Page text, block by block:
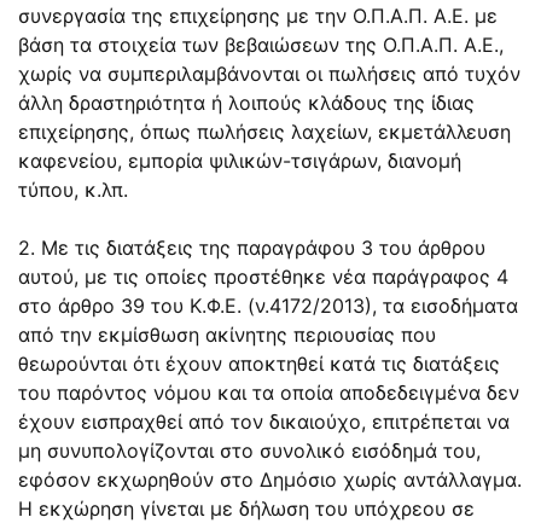
συνεργασία της επιχείρησης με την Ο.Π.Α.Π. Α.Ε. με
βάση τα στοιχεία των βεβαιώσεων της Ο.Π.Α.Π. Α.Ε.,
χωρίς να συμπεριλαμβάνονται οι πωλήσεις από τυχόν
άλλη δραστηριότητα ή λοιπούς κλάδους της ίδιας
επιχείρησης, όπως πωλήσεις λαχείων, εκμετάλλευση
καφενείου, εμπορία ψιλικών-τσιγάρων, διανομή
τύπου, κ.λπ.
2. Με τις διατάξεις της παραγράφου 3 του άρθρου
αυτού, με τις οποίες προστέθηκε νέα παράγραφος 4
στο άρθρο 39 του Κ.Φ.Ε. (ν.4172/2013), τα εισοδήματα
από την εκμίσθωση ακίνητης περιουσίας που
θεωρούνται ότι έχουν αποκτηθεί κατά τις διατάξεις
του παρόντος νόμου και τα οποία αποδεδειγμένα δεν
έχουν εισπραχθεί από τον δικαιούχο, επιτρέπεται να
μη συνυπολογίζονται στο συνολικό εισόδημά του,
εφόσον εκχωρηθούν στο Δημόσιο χωρίς αντάλλαγμα.
Η εκχώρηση γίνεται με δήλωση του υπόχρεου σε